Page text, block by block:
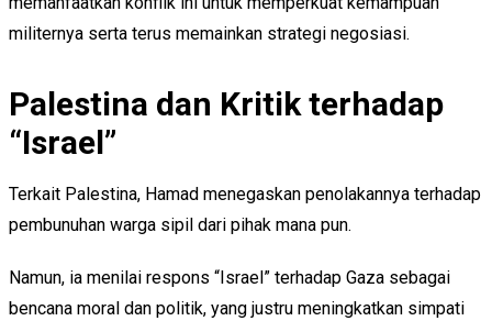
militernya serta terus memainkan strategi negosiasi.
Palestina dan Kritik terhadap
“Israel”
Terkait Palestina, Hamad menegaskan penolakannya terhadap
pembunuhan warga sipil dari pihak mana pun.
Namun, ia menilai respons “Israel” terhadap Gaza sebagai
bencana moral dan politik, yang justru meningkatkan simpati